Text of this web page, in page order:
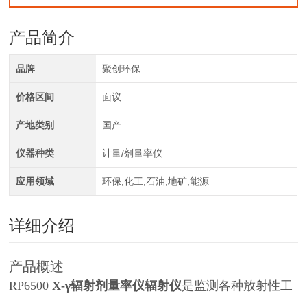
产品简介
品牌 聚创环保
价格区间 面议
产地类别 国产
仪器种类 计量/剂量率仪
应用领域 环保,化工,石油,地矿,能源
详细介绍
产品概述
RP6500 X-γ辐射剂量率仪辐射仪是监测各种放射性工